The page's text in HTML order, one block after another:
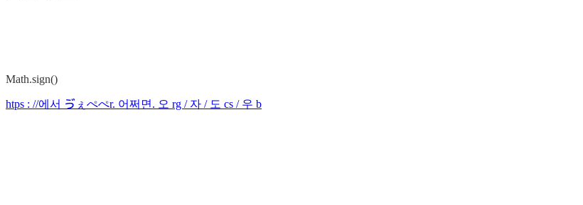
Math.sign()
htps : //에서 ゔぇぺぺr. 어쩌면. 오 rg / 자 / 도 cs / 우 b